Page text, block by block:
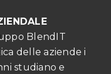
BlendIT
delle aziende i
studiano e